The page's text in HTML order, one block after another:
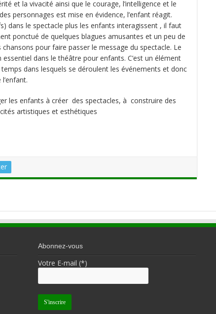
et la vivacité ainsi que le courage, l’intelligence et le
personnages est mise en évidence, l’enfant réagit.
dans le spectacle plus les enfants interagissent , il faut
ponctué de quelques blagues amusantes et un peu de
pour faire passer le message du spectacle. Le
dans le théâtre pour enfants. C’est un élément
temps dans lesquels se déroulent les événements et donc
les enfants à créer des spectacles, à construire des
artistiques et esthétiques
Abonnez-vous
Votre E-mail (*)